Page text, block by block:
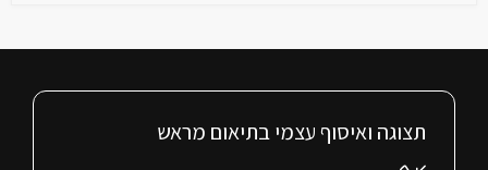
תצוגה ואיסוף עצמי בתיאום מראש